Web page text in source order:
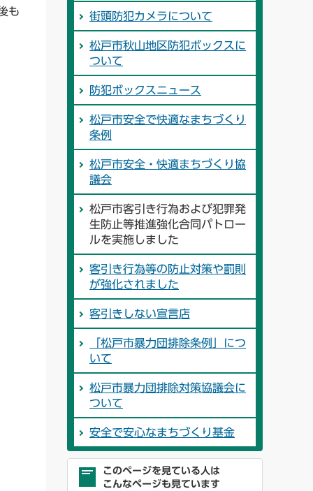
も
街頭防犯カメラについて
松戸市秋山地区防犯ボックスに
ついて
防犯ボックスニュース
松戸市安全で快適なまちづくり
条例
松戸市安全・快適まちづくり協
議会
松戸市客引き行為および犯罪発
生防止等推進強化合同パトロー
ルを実施しました
客引き行為等の防止対策や罰則
が強化されました
客引きしない宣言店
「松戸市暴力団排除条例」につ
いて
松戸市暴力団排除対策協議会に
ついて
安全で安心なまちづくり基金
このページを見ている人は
こんなページも見ています